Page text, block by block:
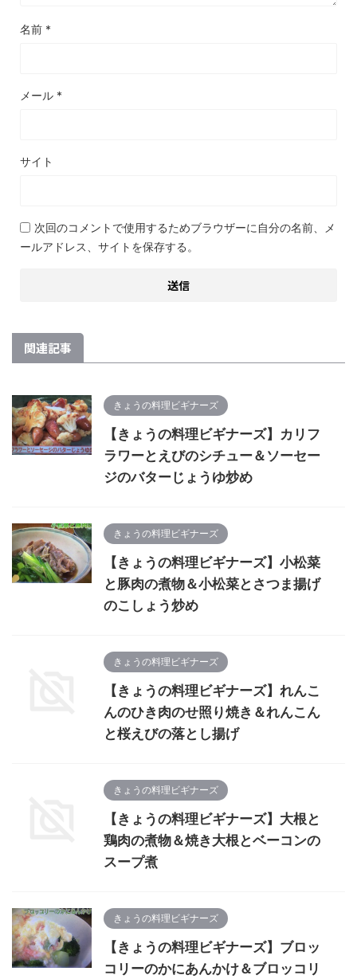
名前 *
メール *
サイト
次回のコメントで使用するためブラウザーに自分の名前、メ
ールアドレス、サイトを保存する。
関連記事
きょうの料理ビギナーズ
【きょうの料理ビギナーズ】カリフ
ラワーとえびのシチュー＆ソーセー
ジのバターじょうゆ炒め
きょうの料理ビギナーズ
【きょうの料理ビギナーズ】小松菜
と豚肉の煮物＆小松菜とさつま揚げ
のこしょう炒め
きょうの料理ビギナーズ
【きょうの料理ビギナーズ】れんこ
んのひき肉のせ照り焼き＆れんこん
と桜えびの落とし揚げ
きょうの料理ビギナーズ
【きょうの料理ビギナーズ】大根と
鶏肉の煮物＆焼き大根とベーコンの
スープ煮
きょうの料理ビギナーズ
【きょうの料理ビギナーズ】ブロッ
コリーのかにあんかけ＆ブロッコリ